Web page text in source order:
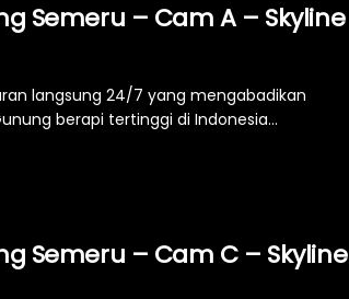
Semeru – Cam A – Skyline
langsung 24/7 yang mengabadikan
berapi tertinggi di Indonesia...
Semeru – Cam C – Skyline